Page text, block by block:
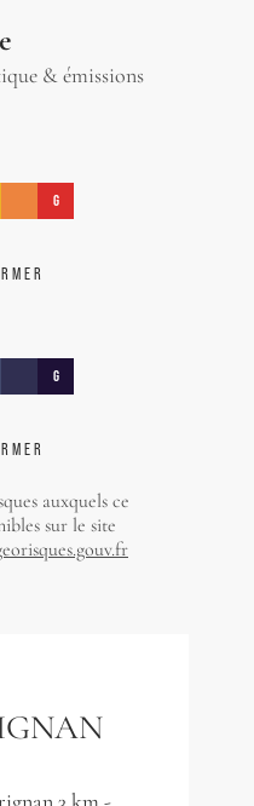
& émissions
G
G
auxquels ce
sur le site